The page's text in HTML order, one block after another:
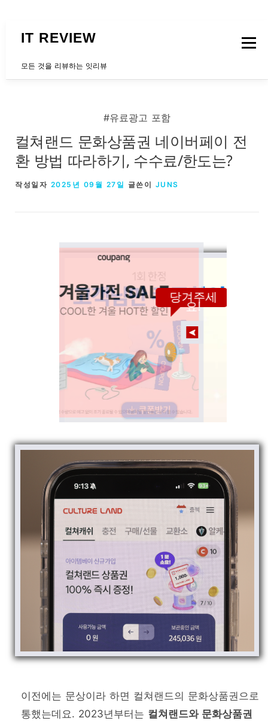
IT REVIEW
모든 것을 리뷰하는 잇리뷰
메뉴
#유료광고 포함
컬쳐랜드 문화상품권 네이버페이 전
환 방법 따라하기, 수수료/한도는?
작성일자 2025년 09월 27일 글쓴이 JUNS
당겨주세
요!
이전에는 문상이라 하면 컬쳐랜드의 문화상품권으로
통했는데요. 2023년부터는 컬쳐랜드와 문화상품권